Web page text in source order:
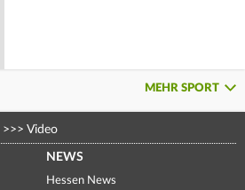
MEHR SPORT
>>> Video
NEWS
Hessen News